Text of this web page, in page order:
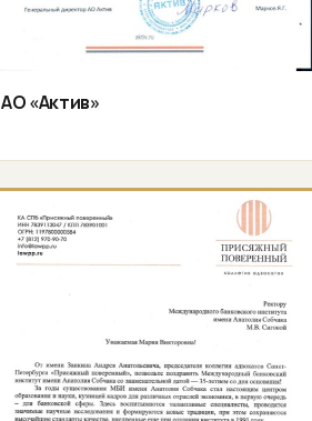
АО «Актив»